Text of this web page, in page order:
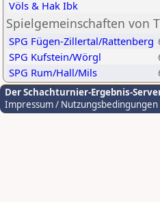
Völs & Hak Ibk
Spielgemeinschaften von
SPG Fügen-Zillertal/Rattenberg
SPG Kufstein/Wörgl
SPG Rum/Hall/Mils
Der Schachturnier-Ergebnis-
Impressum / Nutzungsbedingungen